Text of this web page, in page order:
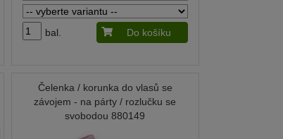
bal. Do košíku
Čelenka / korunka do vlasů se
závojem - na párty / rozlučku se
svobodou 880149